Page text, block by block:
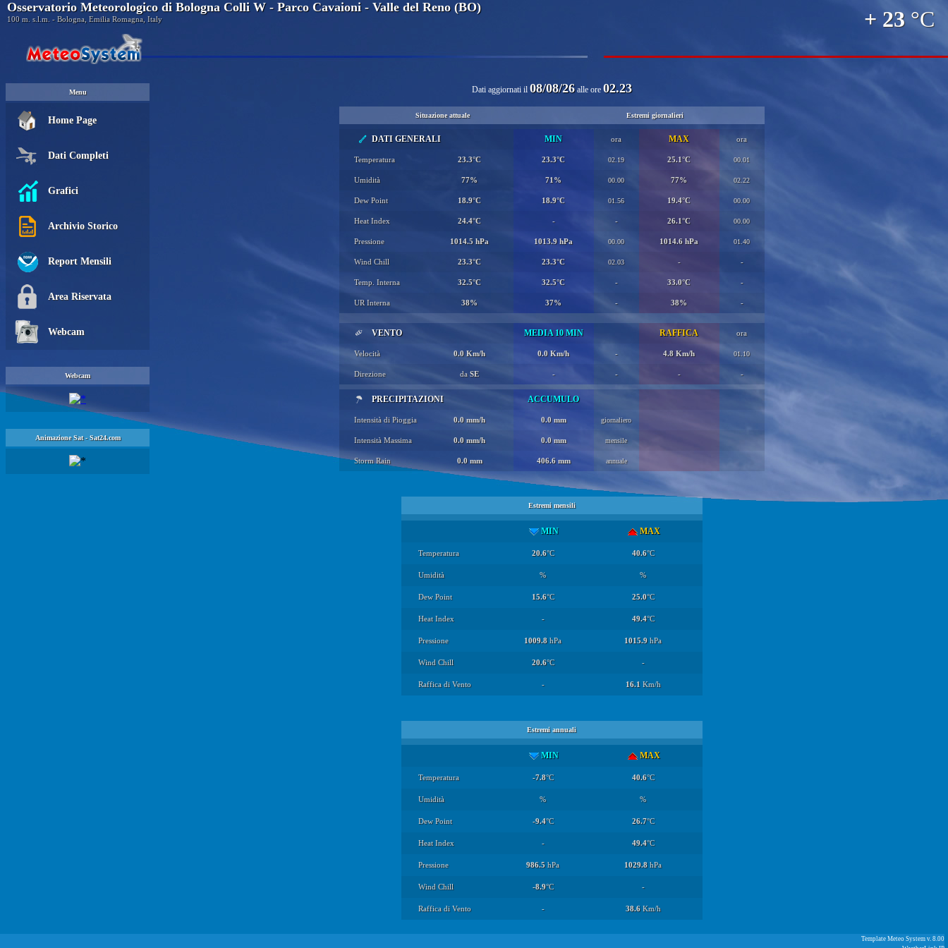
Osservatorio Meteorologico di Bologna Colli W - Parco Cavaioni - Valle del Reno (BO)
100 m. s.l.m. - Bologna, Emilia Romagna, Italy
Menu
Home Page
Dati Completi
Grafici
Archivio Storico
Report Mensili
Area Riservata
Webcam
Webcam
Animazione Sat - Sat24.com
Dati aggiornati il 08/08/26alle ore 02.23
Situazione attuale Estremi giornalieri
DATI GENERALI MIN ora MAX ora
Temperatura 23.3°C 23.3°C 02.19 25.1°C 00.01
Umidità 77% 71% 00.00 77% 02.22
Dew Point 18.9°C 18.9°C 01.56 19.4°C 00.00
Heat Index 24.4°C - - 26.1°C 00.00
Pressione 1014.5 hPa 1013.9 hPa 00.00 1014.6 hPa 01.40
Wind Chill 23.3°C 23.3°C 02.03 - -
Temp. Interna 32.5°C 32.5°C - 33.0°C -
UR Interna 38% 37% - 38% -
VENTO MEDIA 10 MIN RAFFICA ora
Velocità 0.0 Km/h 0.0 Km/h - 4.8 Km/h 01.10
Direzione da SE - - - -
PRECIPITAZIONI ACCUMULO
Intensità di Pioggia 0.0 mm/h 0.0 mm giornaliero
Intensità Massima 0.0 mm/h 0.0 mm mensile
Storm Rain 0.0 mm 406.6 mm annuale
Estremi mensili
MIN MAX
Temperatura 20.6°C 40.6°C
Umidità % %
Dew Point 15.6°C 25.0°C
Heat Index - 49.4°C
Pressione 1009.8 hPa 1015.9 hPa
Wind Chill 20.6°C -
Raffica di Vento - 16.1 Km/h
Estremi annuali
MIN MAX
Temperatura -7.8°C 40.6°C
Umidità % %
Dew Point -9.4°C 26.7°C
Heat Index - 49.4°C
Pressione 986.5 hPa 1029.8 hPa
Wind Chill -8.9°C -
Raffica di Vento - 38.6Km/h
+ 23 °C
Template Meteo System v. 8.00